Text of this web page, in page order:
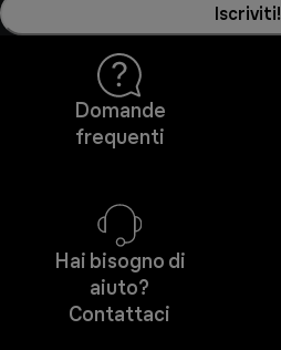
Iscriviti!
Domande
frequenti
Hai bisogno di
aiuto?
Contattaci